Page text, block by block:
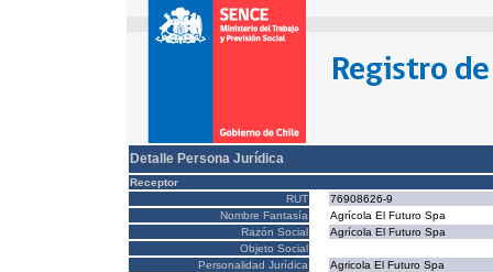
Detalle Persona Jurídica
Receptor
RUT
76908626-9
Nombre Fantasía
Agrícola El Futuro Spa
Razón Social
Agrícola El Futuro Spa
Objeto Social
Personalidad Jurídica
Agricola El Futuro Spa